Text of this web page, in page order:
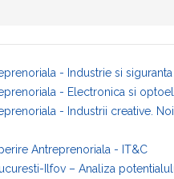
- Industrie si siguranta
- Electronica si
- Industrii creative.
Antreprenoriala - IT&C
Ilfov – Analiza